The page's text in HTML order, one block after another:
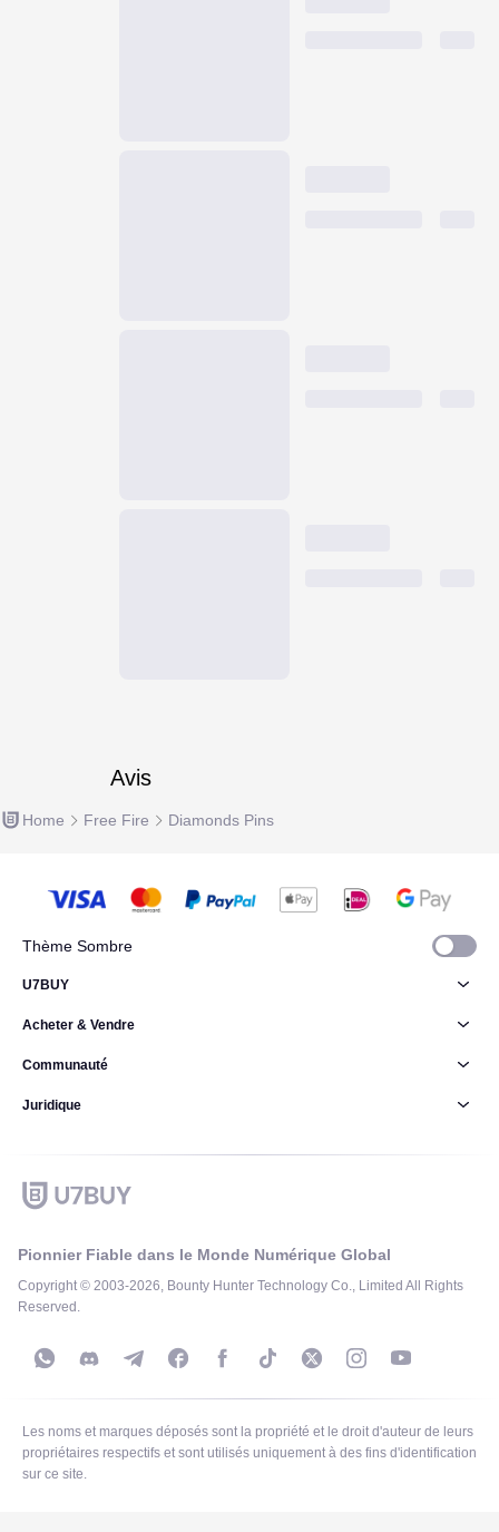
Avis
Home Free Fire Diamonds Pins
Thème Sombre
Pionnier Fiable dans le Monde Numérique Global
Copyright © 2003-2026, Bounty Hunter Technology Co., Limited All Rights
Reserved.
U7BUY
Acheter & Vendre
Communauté
Juridique
Les noms et marques déposés sont la propriété et le droit d'auteur de leurs
propriétaires respectifs et sont utilisés uniquement à des fins d'identification
sur ce site.